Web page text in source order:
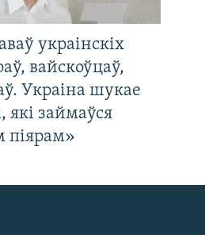
украінскіх
вайскоўцаў,
Украіна шукае
які займаўся
піярам»